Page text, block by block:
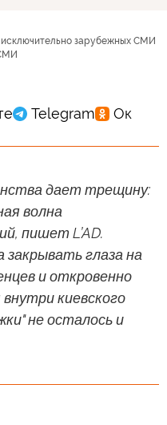
зарубежных СМИ
дает трещину:
волна
пишет L’AD.
глаза на
и откровенно
киевского
не осталось и